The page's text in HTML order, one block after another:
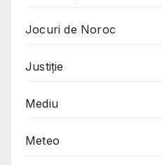
Jocuri de Noroc
Justiție
Mediu
Meteo